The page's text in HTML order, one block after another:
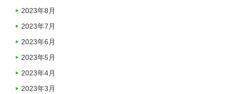
2023年8月
2023年7月
2023年6月
2023年5月
2023年4月
2023年3月